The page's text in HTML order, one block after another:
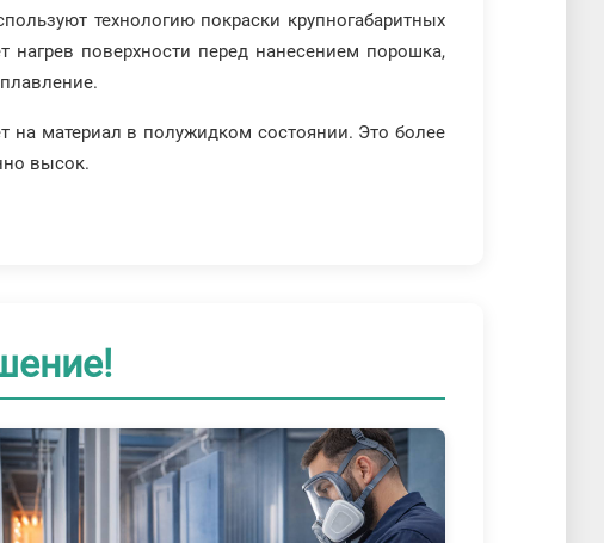
технологию покраски крупногабаритных
нагрев поверхности перед нанесением порошка,
на материал в полужидком состоянии. Это более
высок.